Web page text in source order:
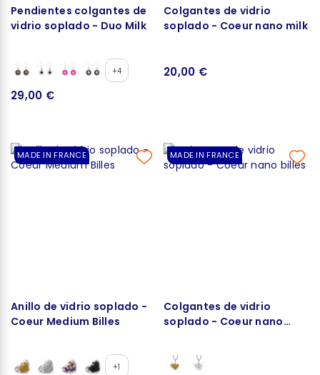
Pendientes colgantes de
vidrio soplado - Duo Milk
+4
29,00 €
Colgantes de vidrio
soplado - Coeur nano milk
20,00 €
MADE IN FRANCE
Anillo de vidrio soplado -
Coeur Medium Billes
+1
MADE IN FRANCE
Colgantes de vidrio
soplado - Coeur nano